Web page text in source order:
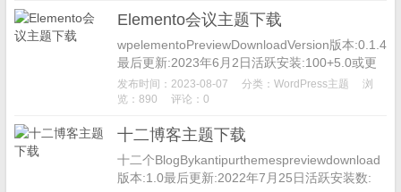
Elemento会议主题下载
wpelementoPreviewDownloadVersion版本:0.1.4
最后更新:2023年6月2日活跃安装:100+5.0或更
高版本PHP版本:7....
发布时间：2023-08-07 分类： WordPress主题
浏
览：890
评论：0
十二博客主题下载
十二个BlogBykantipurthemespreviewdownload
版本:1.0最后更新:2022年7月25日活跃安装数: